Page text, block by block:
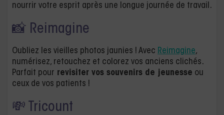
nourrir votre esprit après une longue journée de travail.
📸 Reimagine
Oubliez les vieilles photos jaunies ! Avec Reimagine,
numérisez, retouchez et colorez vos anciens clichés.
Parfait pour revisiter vos souvenirs de jeunesse ou
ceux de vos patients !
💸 Tricount